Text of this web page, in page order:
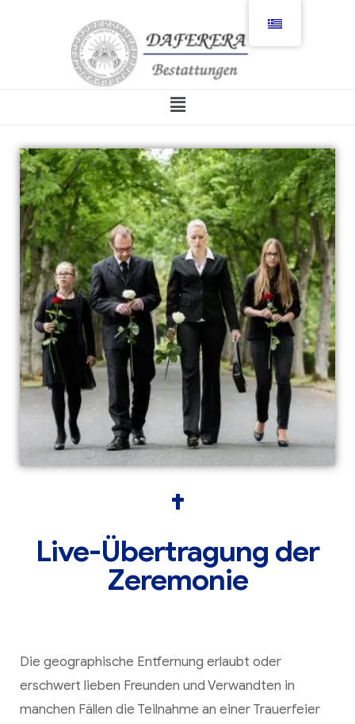
Live-Übertragung der
Zeremonie
Die geographische Entfernung erlaubt oder
erschwert lieben Freunden und Verwandten in
manchen Fällen die Teilnahme an einer Trauerfeier